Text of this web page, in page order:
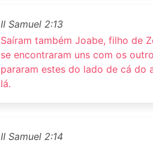
II Samuel 2:13
Saíram também Joabe, filho de
se encontraram uns com os
pararam estes do lado de cá do
lá.
II Samuel 2:14